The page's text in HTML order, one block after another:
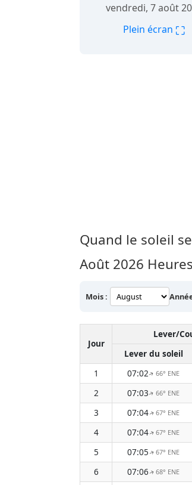
vendredi, 7 août
Plein écran ⛶
Quand le soleil
Août 2026
Mois :
Jour
Lever/
Lever du soleil
1
07:02↑66° ENE
2
07:03↑66° ENE
3
07:04↑67° ENE
4
07:04↑67° ENE
5
07:05↑67° ENE
6
07:06↑68° ENE